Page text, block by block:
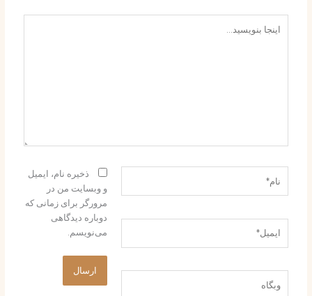
بنویسید…
ذخیره نام، ایمیل
و وبسایت من در
مرورگر برای زمانی که
دوباره دیدگاهی
می‌نویسم.